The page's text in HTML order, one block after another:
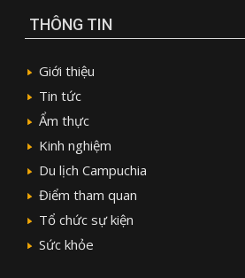
THÔNG TIN
Giới thiệu
Tin tức
Ẩm thực
Kinh nghiệm
Du lịch Campuchia
Điểm tham quan
Tổ chức sự kiện
Sức khỏe